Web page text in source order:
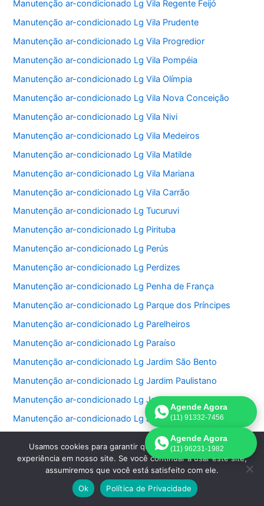
Manutenção ar-condicionado Lg Vila Regente Feijó
Manutenção ar-condicionado Lg Vila Prudente
Manutenção ar-condicionado Lg Vila Progredior
Manutenção ar-condicionado Lg Vila Pompéia
Manutenção ar-condicionado Lg Vila Olímpia
Manutenção ar-condicionado Lg Vila Nova Conceição
Manutenção ar-condicionado Lg Vila Nivi
Manutenção ar-condicionado Lg Vila Medeiros
Manutenção ar-condicionado Lg Vila Matilde
Manutenção ar-condicionado Lg Vila Mariana
Manutenção ar-condicionado Lg Vila Carrão
Manutenção ar-condicionado Lg Tucuruvi
Manutenção ar-condicionado Lg Pirituba
Manutenção ar-condicionado Lg Perús
Manutenção ar-condicionado Lg Perdizes
Manutenção ar-condicionado Lg Penha de França
Manutenção ar-condicionado Lg Parque dos Príncipes
Manutenção ar-condicionado Lg Parelheiros
Manutenção ar-condicionado Lg Paraíso
Manutenção ar-condicionado Lg Jardim São Bento
Manutenção ar-condicionado Lg Jardim Paulistano
Manutenção ar-condicionado Lg Jardim Paulista
Manutenção ar-condicionado Lg Jardim Morumbi
Manutenção ar-condicionado Lg Jardim Fonte do Morumbi
Manutenção ar-condicionado Lg Jardim Europa
Manutenção ar-condicionado Lg Jardim das Perdizes
Manutenção ar-condicionado Lg Jardim das Acacias
Agende Agora
(11) 91332-7456
Agende Agora
(11) 96231-1982
Usamos cookies para garantir que oferecemos a melhor
experiência em nosso site. Se você continuar a usar este site,
assumiremos que você está satisfeito com ele.
Ok
Política de Privacidade